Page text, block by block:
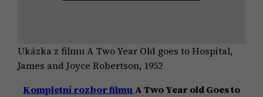
Ukázka z filmu A Two Year Old goes to Hospital,
James and Joyce Robertson, 1952
Kompletní rozbor filmuA Two Year old Goes to